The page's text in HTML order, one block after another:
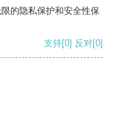
的隐私保护和安全性保
支持[0] 反对[0]